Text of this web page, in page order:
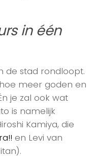
in één
de stad rondloopt.
meer goden en
je zal ook wat
is namelijk
Kamiya, die
en Levi van